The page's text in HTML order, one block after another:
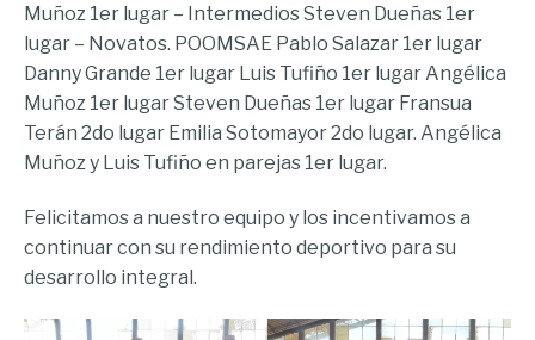
Muñoz 1er lugar – Intermedios Steven Dueñas 1er
lugar – Novatos. POOMSAE Pablo Salazar 1er lugar
Danny Grande 1er lugar Luis Tufiño 1er lugar Angélica
Muñoz 1er lugar Steven Dueñas 1er lugar Fransua
Terán 2do lugar Emilia Sotomayor 2do lugar. Angélica
Muñoz y Luis Tufiño en parejas 1er lugar.
Felicitamos a nuestro equipo y los incentivamos a
continuar con su rendimiento deportivo para su
desarrollo integral.